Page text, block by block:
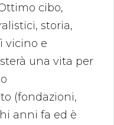
cibo,
storia,
vicino e
una vita per
(fondazioni,
anni fa ed è